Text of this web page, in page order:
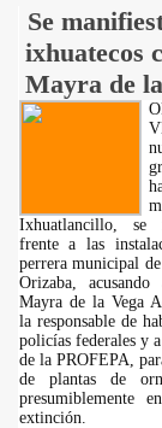
Se
ixhuatecos
Mayra de
Ixhuatlancillo, se
frente a las
perrera municipal
Orizaba,
Mayra de la Vega
la responsable de
policías federales y
de la PROFEPA,
de plantas de
presumiblemente
extinción.